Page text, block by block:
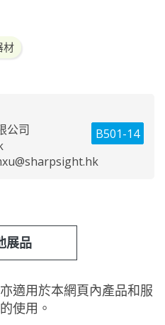
材
B501-14
公司
展品
亦適用於本網頁內產品和服
使用。